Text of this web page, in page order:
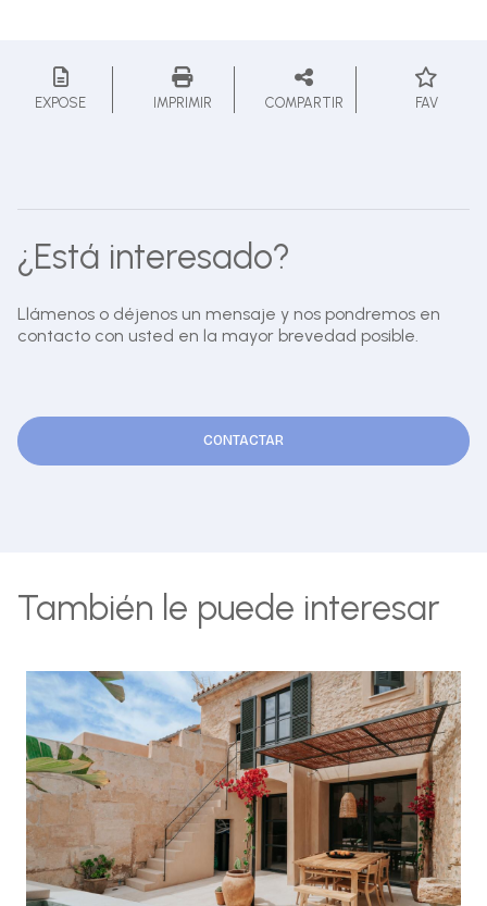
EXPOSE IMPRIMIR COMPARTIR FAV
¿Está interesado?
Llámenos o déjenos un mensaje y nos pondremos en
contacto con usted en la mayor brevedad posible.
CONTACTAR
También le puede interesar